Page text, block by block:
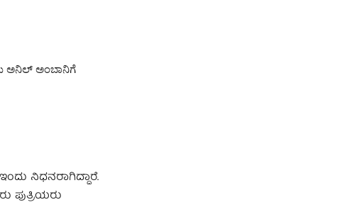
ಅನಿಲ್ ಅಂಬಾನಿಗೆ
ನಿಧನರಾಗಿದ್ದಾರೆ.
ಪುತ್ರಿಯರು